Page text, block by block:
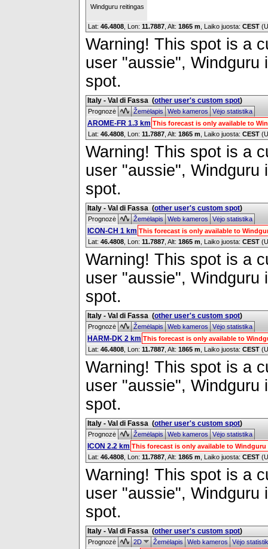
Windguru reitingas
Lat: 46.4808 , Lon: 11.7887 Alt: 1865 m , Laiko juosta: CEST
Warning! This spot is a
user "aussie",
spot.
Italy - Val di Fassa (other user's custom spot)
Prognozė ŽemėlapisWeb kamerosVėjo statistika
AROME-FR 1.3 km This forecast is only available to
Lat: 46.4808 , Lon: 11.7887 Alt: 1865 m , Laiko juosta: CEST
Warning! This spot is a
user "aussie",
spot.
Italy - Val di Fassa (other user's custom spot)
Prognozė ŽemėlapisWeb kamerosVėjo statistika
ICON-CH 1 km This forecast is only available to
Lat: 46.4808 , Lon: 11.7887 Alt: 1865 m , Laiko juosta: CEST
Warning! This spot is a
user "aussie",
spot.
Italy - Val di Fassa (other user's custom spot)
Prognozė ŽemėlapisWeb kamerosVėjo statistika
HARM-DK 2 km This forecast is only available to
Lat: 46.4808 , Lon: 11.7887 Alt: 1865 m , Laiko juosta: CEST
Warning! This spot is a
user "aussie",
spot.
Italy - Val di Fassa (other user's custom spot)
Prognozė ŽemėlapisWeb kamerosVėjo statistika
ICON 2.2 km This forecast is only available to Windguru
Lat: 46.4808 , Lon: 11.7887 Alt: 1865 m , Laiko juosta: CEST
Warning! This spot is a
user "aussie",
spot.
Italy - Val di Fassa (other user's custom spot)
Prognozė 2D ŽemėlapisWeb kamerosVėjo